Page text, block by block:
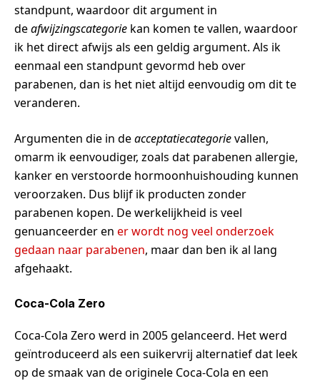
standpunt, waardoor dit argument in
deafwijzingscategorie kan komen te vallen, waardoor
ik het direct afwijs als een geldig argument. Als ik
eenmaal een standpunt gevormd heb over
parabenen, dan is het niet altijd eenvoudig om dit te
veranderen.
Argumenten die in deacceptatiecategorievallen,
omarm ik eenvoudiger, zoals dat parabenen allergie,
kanker en verstoorde hormoonhuishouding kunnen
veroorzaken. Dus blijf ik producten zonder
parabenen kopen. De werkelijkheid is veel
genuanceerder en er wordt nog veel onderzoek
gedaan naar parabenen, maar dan ben ik al lang
afgehaakt.
Coca-Cola Zero
Coca-Cola Zero werd in 2005 gelanceerd. Het werd
geïntroduceerd als een suikervrij alternatief dat leek
op de smaak van de originele Coca-Cola en een